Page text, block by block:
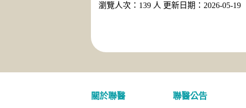
瀏覽人次：139 人 更新日期：2026-05-19
關於聯醫 聯醫公告